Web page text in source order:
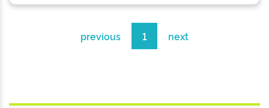
previous 1 next